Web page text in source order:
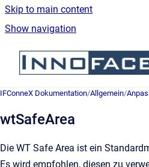
Skip to main content
Show navigation
IFConneX Dokumentation/Allgemein/
wtSafeArea
Die WT Safe Area ist ein
Es wird empfohlen, diesen zu